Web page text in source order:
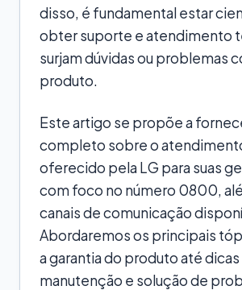
disso, é fundamental estar
obter suporte e atendimento
surjam dúvidas ou problemas
produto.
Este artigo se propõe a
completo sobre o
oferecido pela LG para suas
com foco no número 0800,
canais de comunicação
Abordaremos os principais
a garantia do produto até
manutenção e solução de